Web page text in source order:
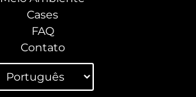
Cases
FAQ
Contato